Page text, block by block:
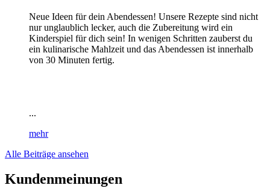
Neue Ideen für dein Abendessen! Unsere Rezepte sind nicht
nur unglaublich lecker, auch die Zubereitung wird ein
Kinderspiel für dich sein! In wenigen Schritten zauberst du
ein kulinarische Mahlzeit und das Abendessen ist innerhalb
von 30 Minuten fertig.
...
mehr
Alle Beiträge ansehen
Kundenmeinungen